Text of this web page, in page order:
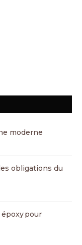
moderne
obligations du
pour